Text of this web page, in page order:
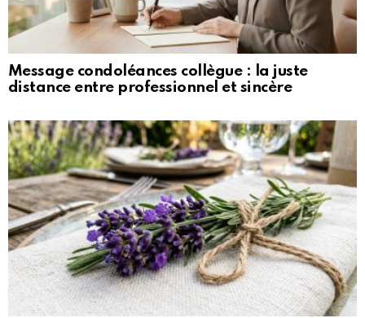
Message condoléances collègue : la juste
distance entre professionnel et sincère